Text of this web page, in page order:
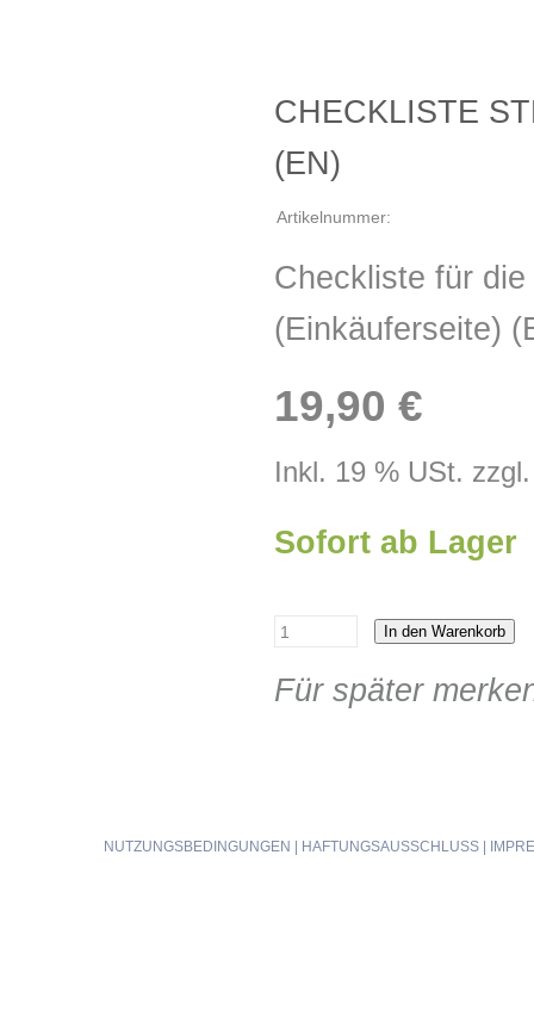
CHECKLISTE
(EN)
Artikelnummer:
Checkliste für
(Einkäuferseite)
19,90 €
Inkl. 19 % USt.
Sofort ab Lager
In den Warenkorb
Für später
NUTZUNGSBEDINGUNGEN HAFTUNGSAUSSCHLUSS